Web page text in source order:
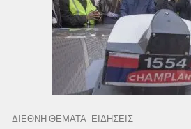
ΔΙΕΘΝΗ ΘΕΜΑΤΑ ΕΙΔΗΣΕΙΣ